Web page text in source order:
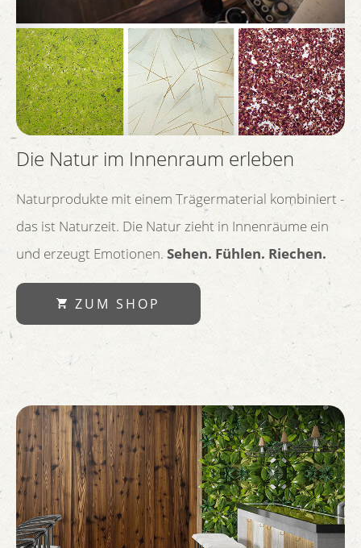
Die Natur im Innenraum erleben
Naturprodukte mit einem Trägermaterial kombiniert -
das ist Naturzeit. Die Natur zieht in Innenräume ein
und erzeugt Emotionen. Sehen. Fühlen. Riechen.
ZUM SHOP